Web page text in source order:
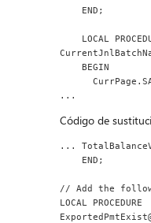
    END;
    BEGIN
...
Código de
...
    END;
// Add the
LOCAL PROCEDURE